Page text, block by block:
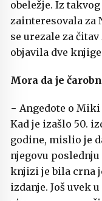
obeležje. Iz
zainteresovala za
se urezale za
objavila dve
Mora da je
− Angedote o
Kad je izašlo 50.
godine, mislio je
njegovu
knjizi je bila crna
izdanje. Još uvek